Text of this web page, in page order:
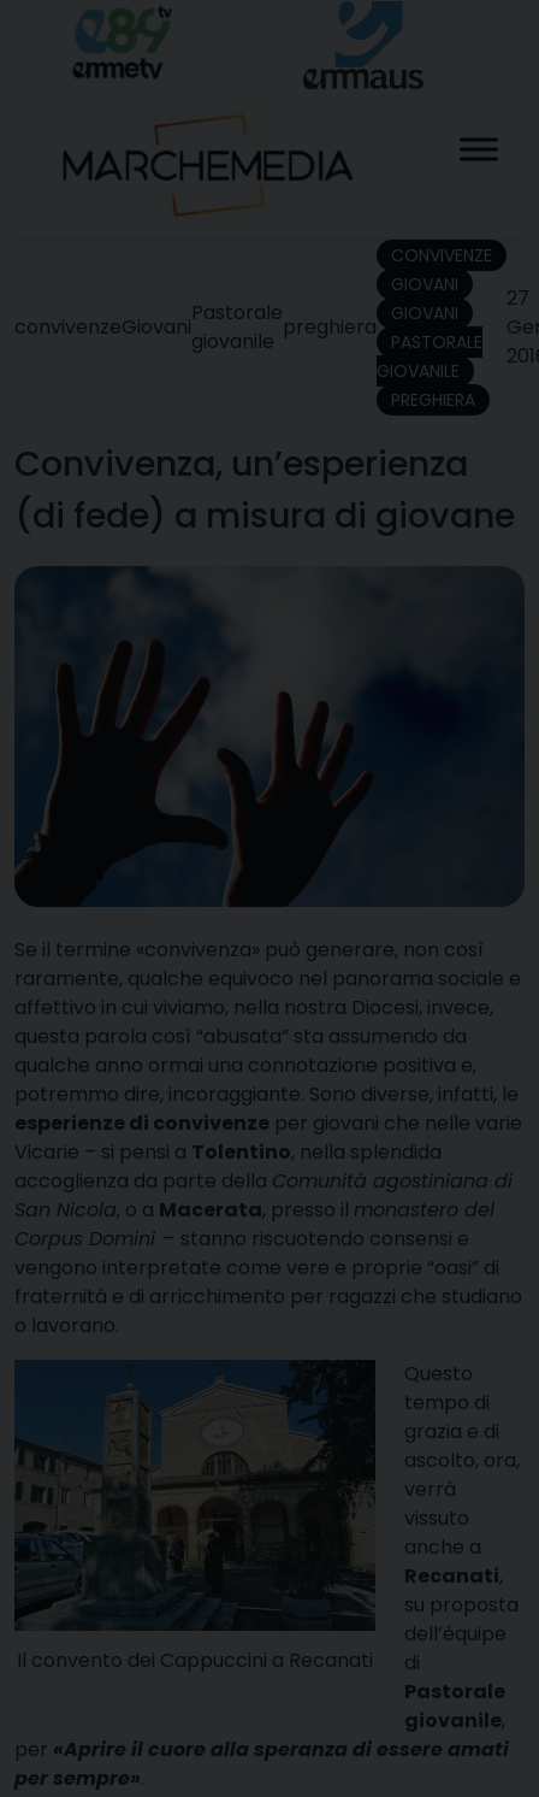
content
convivenzeGiovani
Pastorale
giovanile
preghiera
CONVIVENZE
GIOVANI
GIOVANI
PASTORALE
GIOVANILE
PREGHIERA
27
Convivenza, un’esperienza
(di fede) a misura di giovane
Se il termine «convivenza» può generare, non così
raramente, qualche equivoco nel panorama sociale e
affettivo in cui viviamo, nella nostra Diocesi, invece,
questa parola così “abusata” sta assumendo da
qualche anno ormai una connotazione positiva e,
potremmo dire, incoraggiante. Sono diverse, infatti, le
esperienze di convivenze per giovani che nelle varie
Vicarie – si pensi a Tolentino, nella splendida
accoglienza da parte della Comunità agostiniana di
San Nicola, o a Macerata, presso il monastero del
Corpus Domini – stanno riscuotendo consensi e
vengono interpretate come vere e proprie “oasi” di
fraternità e di arricchimento per ragazzi che studiano
o lavorano.
Il convento dei Cappuccini a Recanati
Questo
tempo di
grazia e di
ascolto, ora,
verrà
vissuto
anche a
Recanati,
su proposta
dell’équipe
di
Pastorale
giovanile,
per «Aprire il cuore alla speranza di essere amati
per sempre».